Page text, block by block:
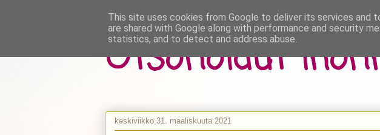
Otsonoidut
keskiviikko 31. maaliskuuta 2021
This site uses cookies from Google to deliver its services and
are shared with Google along with performance and security
statistics, and to detect and address abuse.